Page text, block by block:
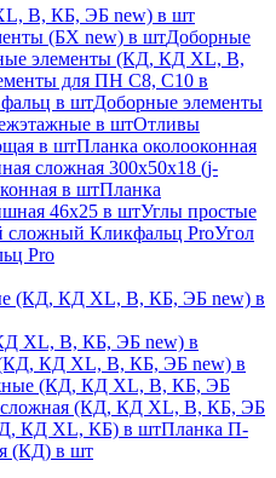
В, КБ, ЭБ new) в шт
(БХ new) в штДоборные
элементы (КД, КД XL, В,
для ПН С8, С10 в
в штДоборные элементы
в штОтливы
в штПланка околооконная
сложная 300х50х18 (j-
в штПланка
46х25 в штУглы простые
сложный Кликфальц ProУгол
Pro
(КД, КД XL, В, КБ, ЭБ new) в
XL, В, КБ, ЭБ new) в
КД XL, В, КБ, ЭБ new) в
(КД, КД XL, В, КБ, ЭБ
сложная (КД, КД XL, В, КБ, ЭБ
КД XL, КБ) в штПланка П-
(КД) в шт